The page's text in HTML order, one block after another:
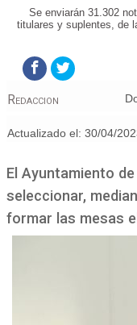
Se enviarán 31.302
titulares y suplentes, de
Redaccion
Actualizado el: 30/04/
El Ayuntamiento
seleccionar,
formar las mesas